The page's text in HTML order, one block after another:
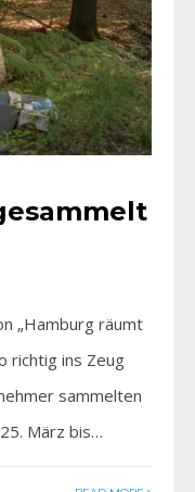
„Hamburg räumt
richtig ins Zeug
sammelten
März bis…